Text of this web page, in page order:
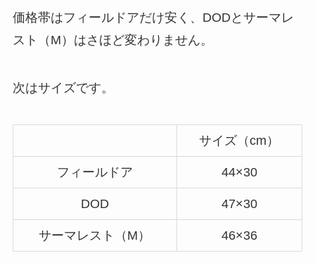
価格帯はフィールドアだけ安く、DODとサーマレ
スト（M）はさほど変わりません。
次はサイズです。
サイズ（cm）
フィールドア 44×30
DOD 47×30
サーマレスト（M） 46×36